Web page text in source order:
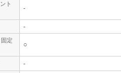
ト
-
-
定
○
-